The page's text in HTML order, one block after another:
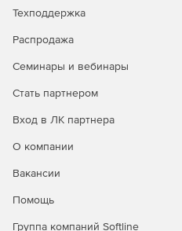
Техподдержка
Распродажа
Семинары и вебинары
Стать партнером
Вход в ЛК партнера
О компании
Вакансии
Помощь
Группа компаний Softline